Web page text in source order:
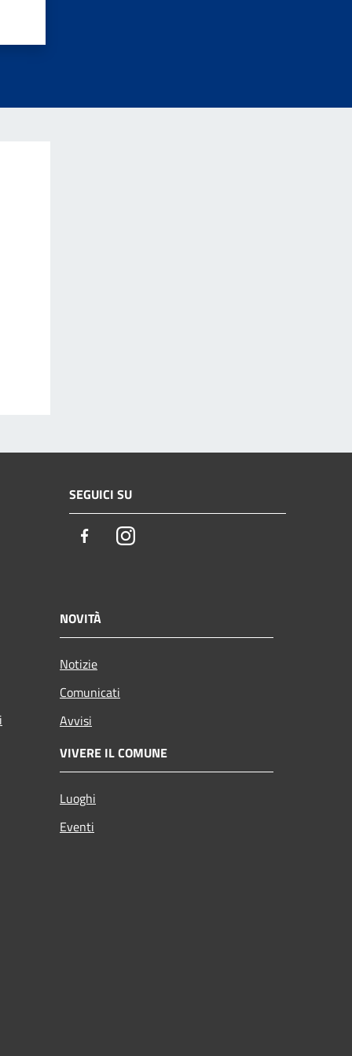
SEGUICI SU
FacebookInstagram
NOVITÀ
Notizie
Comunicati
Avvisi
VIVERE IL COMUNE
Luoghi
Eventi